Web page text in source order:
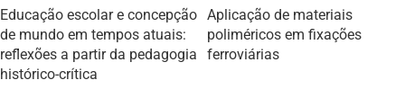
Educação escolar e concepção
de mundo em tempos atuais:
reflexões a partir da pedagogia
histórico-crítica
Aplicação de materiais
poliméricos em fixações
ferroviárias